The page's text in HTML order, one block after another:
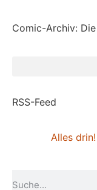
Comic-Archiv:
RSS-Feed
Alles drin!